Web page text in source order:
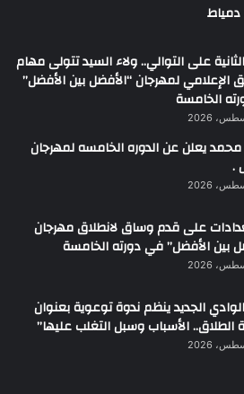
على التوالي.. ولاء السيد تتولى مهام
الإعلامي لمهرجان “الأفضل بين الأفضل”
الخامسة
يعلن عن الدوره الخامسه لمهرجان
.
على قدم وساق لانطلاق مهرجان
بين الأفضل” في دورته الخامسة
الجديد ينظم ندوة توعوية بعنوان
الطلاق.. الأسباب وسبل التغلب عليها”